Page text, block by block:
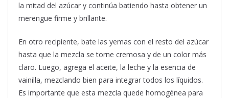
la mitad del azúcar y continúa batiendo hasta obtener un
merengue firme y brillante.
En otro recipiente, bate las yemas con el resto del azúcar
hasta que la mezcla se torne cremosa y de un color más
claro. Luego, agrega el aceite, la leche y la esencia de
vainilla, mezclando bien para integrar todos los líquidos.
Es importante que esta mezcla quede homogénea para